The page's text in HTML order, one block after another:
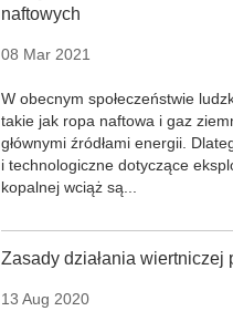
naftowych
08 Mar 2021
W obecnym społeczeństwie
takie jak ropa naftowa i gaz
głównymi źródłami energii.
i technologiczne dotyczące
kopalnej wciąż są...
Zasady działania wiertniczej
13 Aug 2020